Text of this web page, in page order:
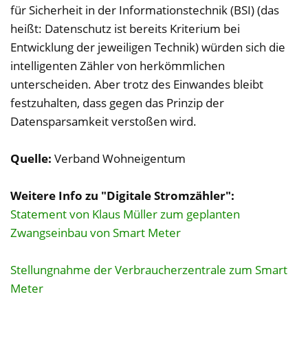
für Sicherheit in der Informationstechnik (BSI) (das
heißt: Datenschutz ist bereits Kriterium bei
Entwicklung der jeweiligen Technik) würden sich die
intelligenten Zähler von herkömmlichen
unterscheiden. Aber trotz des Einwandes bleibt
festzuhalten, dass gegen das Prinzip der
Datensparsamkeit verstoßen wird.
Quelle: Verband Wohneigentum
Weitere Info zu "Digitale Stromzähler":
Statement von Klaus Müller zum geplanten
Zwangseinbau von Smart Meter
Stellungnahme der Verbraucherzentrale zum Smart
Meter